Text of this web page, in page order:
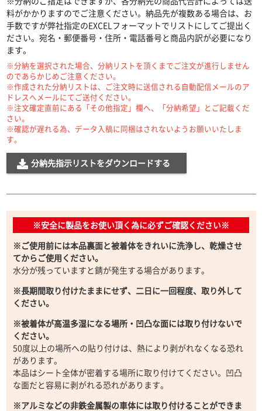
料がかかりますのでご注意ください。納品先が複数ある場合は、お
手数ですが弊社指定のEXCELフォーマットでリストにしてご提出く
ださい。宛名・郵便番号・住所・電話番号と商品内訳が必要になり
ます。
※分納を選択された場合、分納リストを頂くまでご注文が進行しません
のであらかじめご注意ください。
※作成された分納リストは、ご注文時に送信される自動配信メールのア
ドレスへメールにてご送付ください。
※注文確定直前にある「その他指定」欄へ、「分納希望」とご記載くだ
さい。
※確認が遅れる為、データ入稿に同梱はされないようお願いいたしま
す。
分納先指示リストをダウンロードする
※安全に製品をお使い頂く為に必ずご確認ください※
※ご使用前には本品裏面と被着体をきれいに洗浄し、乾燥させ
てからご使用ください。
水分が残っていますと錆が発生する場合があります。
※長期間取り付けたままにせず、二日に一回程度、取り外して
ください。
※被着体が高温多湿になる場所・凹凸な面には取り付けないで
ください。
50度以上の場所への貼り付けは、熱により剥がれなくなる恐れ
があります。
本品はシート全体が密着する場所に取り付けてください。凹凸
な面だと容易に剥がれる恐れがあります。
※アルミなどの非鉄金属製の車体には取り付けることができま